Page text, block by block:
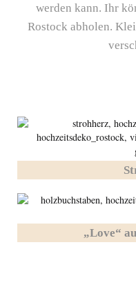
werden kann. Ihr
Rostock abholen.
„Love“